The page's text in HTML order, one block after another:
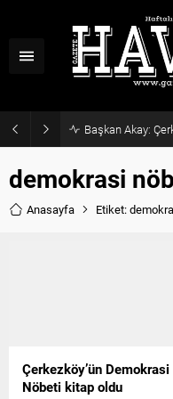
Başkan Akay:
demokrasi
Anasayfa Etiket:
Çerkezköy’ün Demokrasi
Nöbeti kitap oldu